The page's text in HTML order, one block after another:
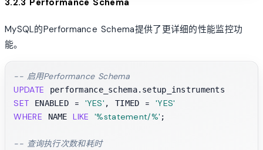
3.2.3 Performance Schema
MySQL的Performance Schema提供了更详细的性能监控功
能。
-- 启用Performance Schema
UPDATE
SET ENABLED = 'YES' , TIMED =
'YES'
WHERE NAME LIKE '%statement/%' ;
-- 查询执行次数和耗时